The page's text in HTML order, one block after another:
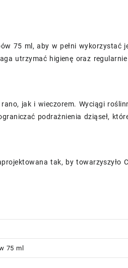
75 ml, aby w pełni wykorzystać
utrzymać higienę oraz
jak i wieczorem. Wyciągi
podrażnienia dziąseł,
tak, by towarzyszyło
75 ml